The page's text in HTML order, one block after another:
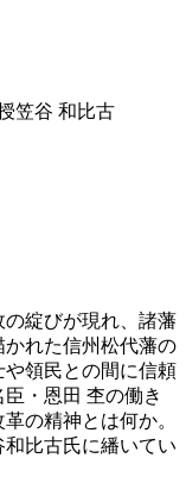
笠谷 和比古
綻びが現れ、諸藩
れた信州松代藩の
領民との間に信頼
・恩田 杢の働き
の精神とは何か。
比古氏に繙いてい